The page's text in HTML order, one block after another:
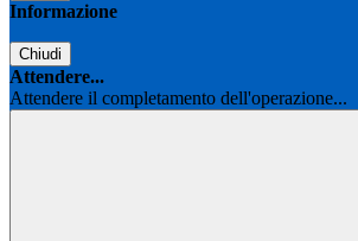
Informazione
Chiudi
Attendere...
Attendere il completamento dell'operazione...